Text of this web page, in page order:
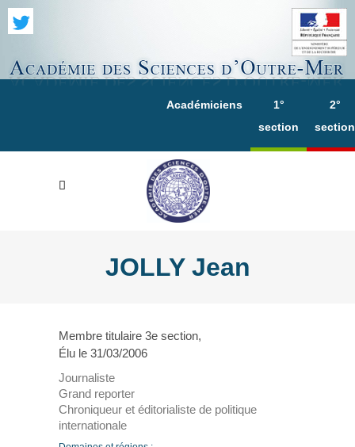
Académiciens
1°
section
2°
section
JOLLY Jean
Membre titulaire 3e section,
Élu le 31/03/2006
Journaliste
Grand reporter
Chroniqueur et éditorialiste de politique
internationale